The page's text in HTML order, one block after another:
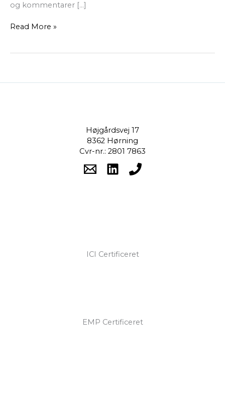
og kommentarer […]
Read More »
Højgårdsvej 17
8362 Hørning
Cvr-nr.: 2801 7863
ICI Certificeret
EMP Certificeret